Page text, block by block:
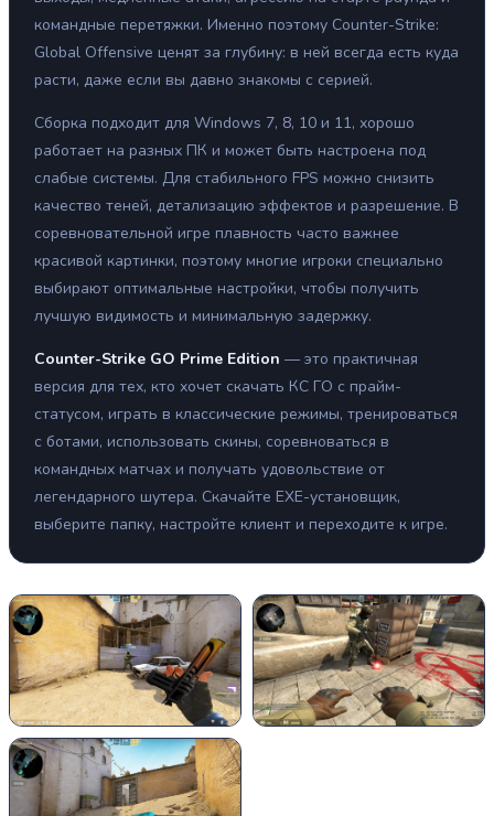
командные перетяжки. Именно поэтому Counter-Strike:
Global Offensive ценят за глубину: в ней всегда есть куда
расти, даже если вы давно знакомы с серией.
Сборка подходит для Windows 7, 8, 10 и 11, хорошо
работает на разных ПК и может быть настроена под
слабые системы. Для стабильного FPS можно снизить
качество теней, детализацию эффектов и разрешение. В
соревновательной игре плавность часто важнее
красивой картинки, поэтому многие игроки специально
выбирают оптимальные настройки, чтобы получить
лучшую видимость и минимальную задержку.
Counter-Strike GO Prime Edition — это практичная
версия для тех, кто хочет скачать КС ГО с прайм-
статусом, играть в классические режимы, тренироваться
с ботами, использовать скины, соревноваться в
командных матчах и получать удовольствие от
легендарного шутера. Скачайте EXE-установщик,
выберите папку, настройте клиент и переходите к игре.